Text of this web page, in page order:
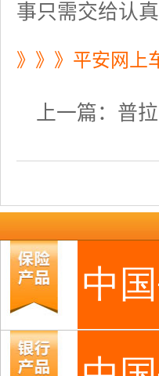
事只需交给认
》》》平安网上
上一篇： 普